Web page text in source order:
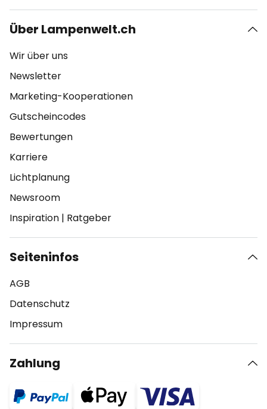
Über Lampenwelt.ch
Wir über uns
Newsletter
Marketing-Kooperationen
Gutscheincodes
Bewertungen
Karriere
Lichtplanung
Newsroom
Inspiration | Ratgeber
Seiteninfos
AGB
Datenschutz
Impressum
Zahlung